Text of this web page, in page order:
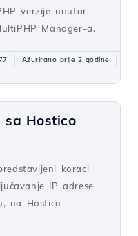
verzije unutar
Manager-a.
Ažurirano prije 2 godine
sa Hostico
koraci
IP adrese
na Hostico